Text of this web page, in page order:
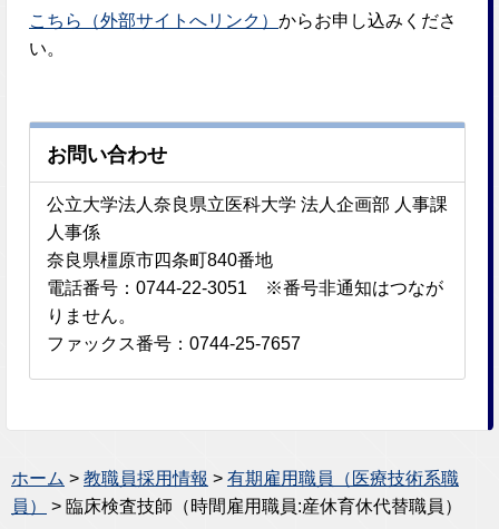
こちら（外部サイトへリンク） からお申し込みくださ
い。
お問い合わせ
公立大学法人奈良県立医科大学 法人企画部 人事課
人事係
奈良県橿原市四条町840番地
電話番号：0744-22-3051 ※番号非通知はつなが
りません。
ファックス番号：0744-25-7657
ホーム > 教職員採用情報 > 有期雇用職員（医療技術系職
員）
> 臨床検査技師（時間雇用職員:産休育休代替職員）